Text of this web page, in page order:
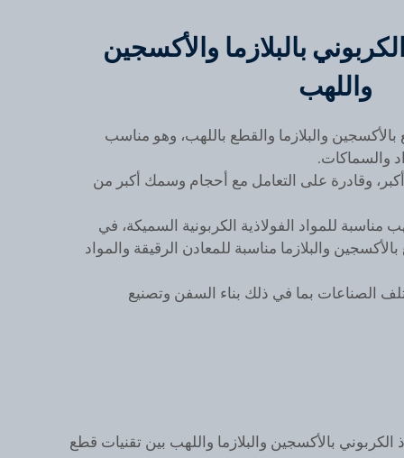
بالبلازما والأكسجين
واللهب
والبلازما والقطع باللهب، وهو مناسب
والسماكات.
وقادرة على التعامل مع أحجام وسمك أكبر من
مناسبة للمواد الفولاذية الكربونية السميكة، في
والبلازما مناسبة للمعادن الرقيقة والمواد
الصناعات بما في ذلك بناء السفن وتصنيع
بالأكسجين والبلازما واللهب بين تقنيات قطع